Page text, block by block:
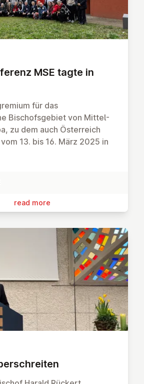
MSE tagte in
für das
Bischofsgebiet von Mittel-
zu dem auch Österreich
13. bis 16. März 2025 in
read more